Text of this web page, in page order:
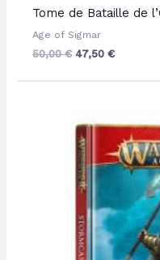
Tome de Bataille de
Age of Sigmar
50,00€ 47,50 €
prix
initial
était :
50,00 €.
prix
actuel
est :
47,50 €.